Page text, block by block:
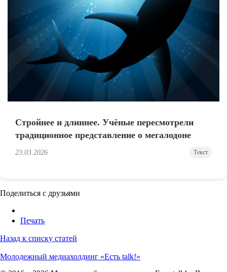
Стройнее и длиннее. Учёные пересмотрели
традиционное представление о мегалодоне
23.03.2026 Текст
Поделиться с друзьями
Печать
Назад к списку статей
Молодежный медиахолдинг «Есть talk!»